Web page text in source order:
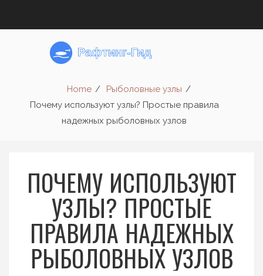
Home
Рыболовные узлы
Почему используют узлы? Простые правила
надежных рыболовных узлов
ПОЧЕМУ ИСПОЛЬЗУЮТ
УЗЛЫ? ПРОСТЫЕ
ПРАВИЛА НАДЕЖНЫХ
РЫБОЛОВНЫХ УЗЛОВ